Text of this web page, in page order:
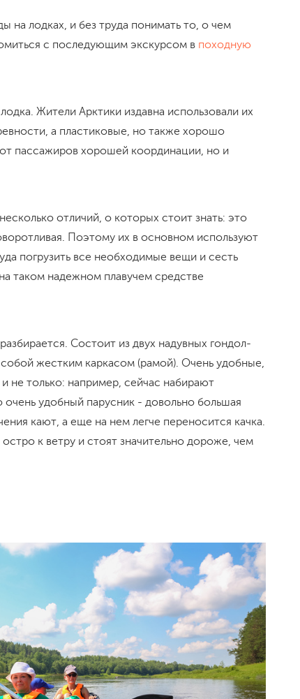
на лодках, и без труда понимать то, о чем
с последующим экскурсом в походную
Жители Арктики издавна использовали их
а пластиковые, но также хорошо
пассажиров хорошей координации, но и
отличий, о которых стоит знать: это
Поэтому их в основном используют
погрузить все необходимые вещи и сесть
таком надежном плавучем средстве
Состоит из двух надувных гондол-
жестким каркасом (рамой). Очень удобные,
не только: например, сейчас набирают
удобный парусник - довольно большая
кают, а еще на нем легче переносится качка.
к ветру и стоят значительно дороже, чем